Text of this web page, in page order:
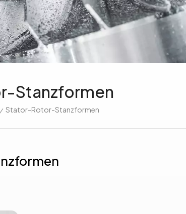
Stanzformen
/ Stator-Rotor-Stanzformen